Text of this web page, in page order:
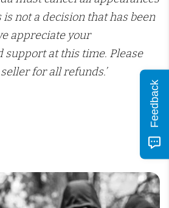
not a decision that has been
appreciate your
support at this time. Please
for all refunds.’
Feedback